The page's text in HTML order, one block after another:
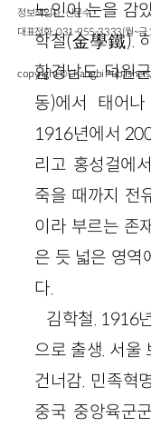
노인이 눈을 감
학철(金學鐵).
함경남도 덕원
동)에서 태어
1916년에서
리고 홍성걸에
죽을 때까지 전
이라 부르는 존
은 듯 넓은 영역
다.
김학철. 1916
으로 출생. 서울
건너감. 민족혁
중국 중앙육군
정보책임자 : 신문수
대표전화 : 031-955-3333(월~금
copyright © Changbi Publishers,